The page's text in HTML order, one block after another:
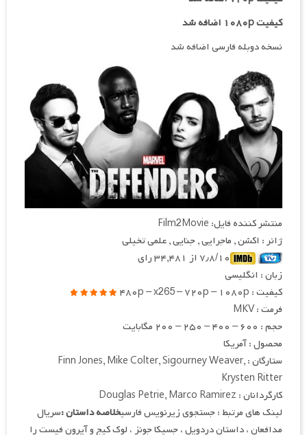
کیفیت ۱۰۸۰p اضافه شد
نسخه دوبله فارسی اضافه شد
منتشر کننده فایل: Film2Movie
ژانر : اکشن , ماجرایی , جنایی , علمی تخیلی
۷٫۸/۱۰ از ۳۴,۴۸۱ رای
زبان : انگلیسی
کیفیت : ۴۸۰p – x265 – ۷۲۰p – ۱۰۸۰p
فرمت : MKV
حجم : ۶۰۰ – ۴۰۰ – ۲۵۰ – ۲۰۰ مگابایت
محصول : آمریکا
ستارگان : Finn Jones, Mike Colter, Sigourney Weaver,
Krysten Ritter
کارگردانان : Douglas Petrie, Marco Ramirez
لینک های مرتبط : جستجوی زیرنویس فارسیخلاصه داستان :سریال
مدافعان ، داستان دردویل ، جسیکا جونز ، لوک کیج و آیرون فیست را